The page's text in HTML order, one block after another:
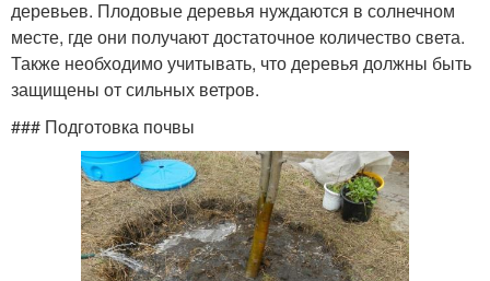
деревьев. Плодовые деревья нуждаются в солнечном
месте, где они получают достаточное количество света.
Также необходимо учитывать, что деревья должны быть
защищены от сильных ветров.
### Подготовка почвы